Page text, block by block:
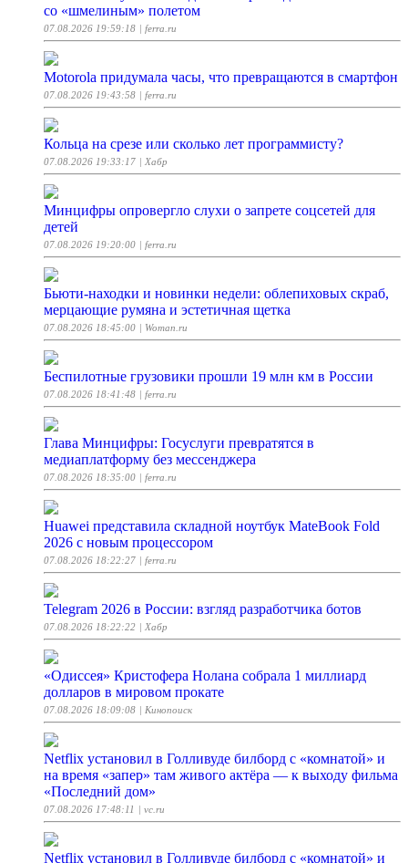
со «шмелиным» полетом
07.08.2026 19:59:18 | ferra.ru
Motorola придумала часы, что превращаются в смартфон
07.08.2026 19:43:58 | ferra.ru
Кольца на срезе или сколько лет программисту?
07.08.2026 19:33:17 | Хабр
Минцифры опровергло слухи о запрете соцсетей для
детей
07.08.2026 19:20:00 | ferra.ru
Бьюти-находки и новинки недели: облепиховых скраб,
мерцающие румяна и эстетичная щетка
07.08.2026 18:45:00 | Woman.ru
Беспилотные грузовики прошли 19 млн км в России
07.08.2026 18:41:48 | ferra.ru
Глава Минцифры: Госуслуги превратятся в
медиаплатформу без мессенджера
07.08.2026 18:35:00 | ferra.ru
Huawei представила складной ноутбук MateBook Fold
2026 с новым процессором
07.08.2026 18:22:27 | ferra.ru
Telegram 2026 в России: взгляд разработчика ботов
07.08.2026 18:22:22 | Хабр
«Одиссея» Кристофера Нолана собрала 1 миллиард
долларов в мировом прокате
07.08.2026 18:09:08 | Кинопоиск
Netflix установил в Голливуде билборд с «комнатой» и
на время «запер» там живого актёра — к выходу фильма
«Последний дом»
07.08.2026 17:48:11 | vc.ru
Netflix установил в Голливуде билборд с «комнатой» и